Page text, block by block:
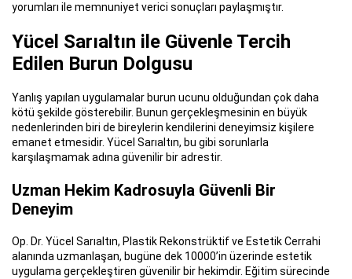
yorumları ile memnuniyet verici sonuçları paylaşmıştır.
Yücel Sarıaltın ile Güvenle Tercih
Edilen Burun Dolgusu
Yanlış yapılan uygulamalar burun ucunu olduğundan çok daha
kötü şekilde gösterebilir. Bunun gerçekleşmesinin en büyük
nedenlerinden biri de bireylerin kendilerini deneyimsiz kişilere
emanet etmesidir. Yücel Sarıaltın, bu gibi sorunlarla
karşılaşmamak adına güvenilir bir adrestir.
Uzman Hekim Kadrosuyla Güvenli Bir
Deneyim
Op. Dr. Yücel Sarıaltın, Plastik Rekonstrüktif ve Estetik Cerrahi
alanında uzmanlaşan, bugüne dek 10000’in üzerinde estetik
uygulama gerçekleştiren güvenilir bir hekimdir. Eğitim sürecinde